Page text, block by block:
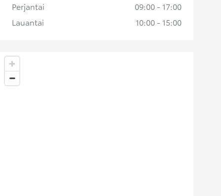
Perjantai
09:00 - 17:00
Lauantai
10:00 - 15:00